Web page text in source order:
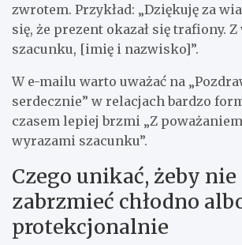
zwrotem. Przykład: „Dziękuję za
się, że prezent okazał się trafiony.
szacunku, [imię i nazwisko]”.
W e-mailu warto uważać na
serdecznie” w relacjach bardzo
czasem lepiej brzmi „Z
wyrazami szacunku”.
Czego unikać, żeby nie
zabrzmieć chłodno
protekcjonalnie